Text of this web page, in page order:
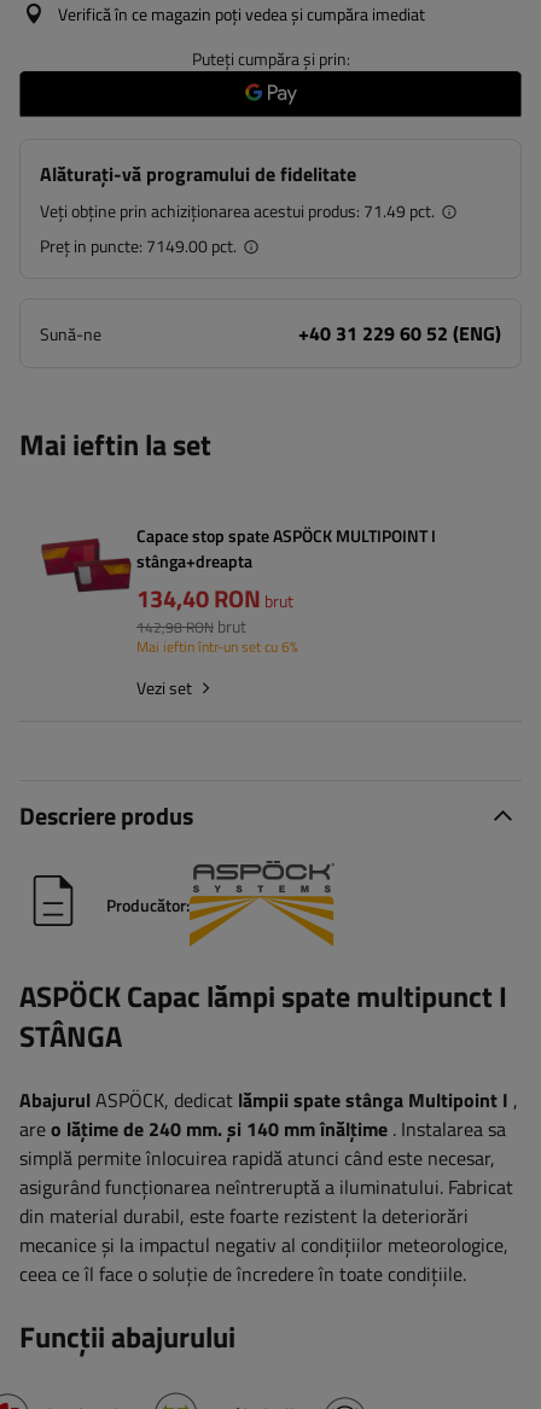
Verifică în ce magazin poți vedea și cumpăra imediat
Puteți cumpăra și prin:
Alăturați-vă programului de fidelitate
Veți obține prin achiziționarea acestui produs: 71.49 pct.
Preț in puncte: 7149.00 pct.
Sună-ne +40 31 229 60 52 (ENG)
Mai ieftin la set
Capace stop spate ASPÖCK MULTIPOINT I
stânga+dreapta
134,40 RON brut
142,98 RON brut
Mai ieftin într-un set cu 6%
Vezi set
Descriere produs
Producător:
ASPÖCK Capac lămpi spate multipunct I
STÂNGA
AbajurulASPÖCK, dedicat lămpii spate stânga Multipoint I ,
areo lățime de 240 mm.și 140 mm înălțime . Instalarea sa
simplă permite înlocuirea rapidă atunci când este necesar,
asigurând funcționarea neîntreruptă a iluminatului. Fabricat
din material durabil, este foarte rezistent la deteriorări
mecanice și la impactul negativ al condițiilor meteorologice,
ceea ce îl face o soluție de încredere în toate condițiile.
Funcții abajurului